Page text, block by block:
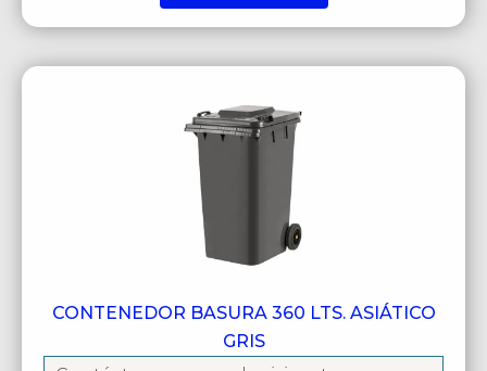
CONTENEDOR BASURA 360 LTS. ASIÁTICO
GRIS